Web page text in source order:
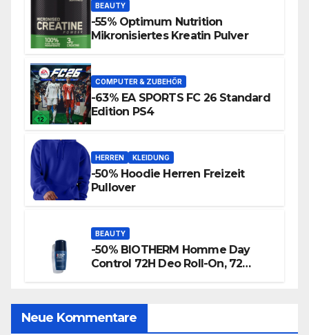
BEAUTY
-55% Optimum Nutrition
Mikronisiertes Kreatin Pulver
COMPUTER & ZUBEHÖR
-63% EA SPORTS FC 26 Standard
Edition PS4
HERREN KLEIDUNG
-50% Hoodie Herren Freizeit
Pullover
BEAUTY
-50% BIOTHERM Homme Day
Control 72H Deo Roll-On, 72
Neue Kommentare